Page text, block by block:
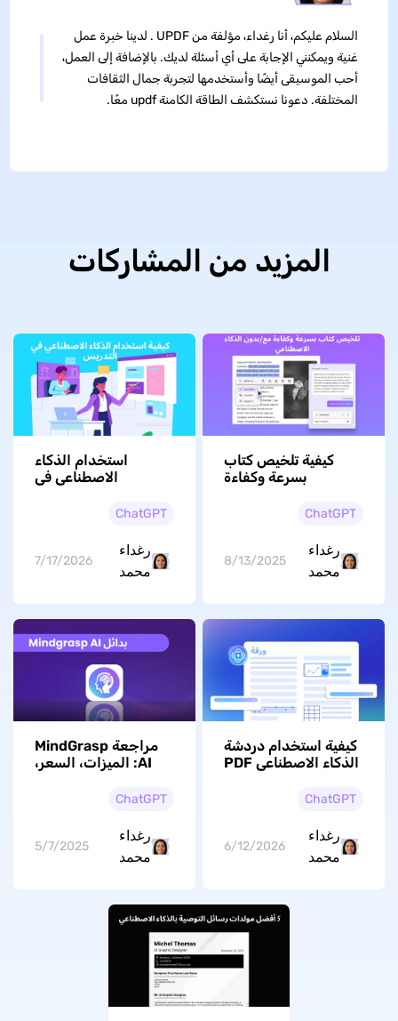
السلام عليكم، أنا رغداء، مؤلفة من UPDF . لدينا خبرة عمل
غنية ويمكنني الإجابة على أي أسئلة لديك. بالإضافة إلى العمل،
أحب الموسيقى أيضًا وأستخدمها لتجربة جمال الثقافات
المختلفة. دعونا نستكشف الطاقة الكامنة updf معًا.
المزيد من المشاركات
كيفية تلخيص كتاب
بسرعة وكفاءة
ChatGPT
رغداء
محمد
8/13/2025
استخدام الذكاء
الاصطناعي في
الدرس إلى تنظيمChatGPT
رغداء
محمد
7/17/2026
كيفية استخدام دردشة
الذكاء الاصطناعي PDF
ChatGPT
رغداء
محمد
6/12/2026
مراجعة MindGrasp
AI: الميزات، السعر،
ChatGPT
رغداء
محمد
5/7/2025